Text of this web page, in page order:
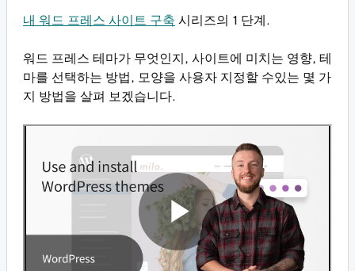
내 워드 프레스 사이트 구축 시리즈의 1 단계.
워드 프레스 테마가 무엇인지, 사이트에 미치는 영향, 테
마를 선택하는 방법, 모양을 사용자 지정할 수있는 몇 가
지 방법을 살펴 보겠습니다.